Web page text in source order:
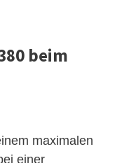
beim
maximalen
einer